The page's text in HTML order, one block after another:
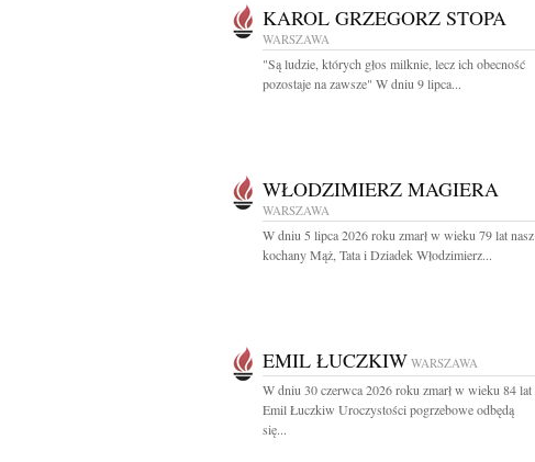
KAROL GRZEGORZ STOPA
WARSZAWA
"Są ludzie, których głos milknie, lecz ich obecność
pozostaje na zawsze" W dniu 9 lipca...
WŁODZIMIERZ MAGIERA
WARSZAWA
W dniu 5 lipca 2026 roku zmarł w wieku 79 lat nasz
kochany Mąż, Tata i Dziadek Włodzimierz...
EMIL ŁUCZKIW WARSZAWA
W dniu 30 czerwca 2026 roku zmarł w wieku 84 lat
Emil Łuczkiw Uroczystości pogrzebowe odbędą
się...